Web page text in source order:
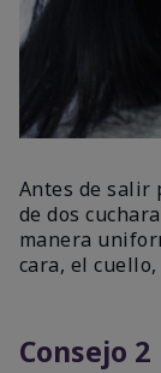
Antes de salir
de dos
manera
cara, el
Consejo 2